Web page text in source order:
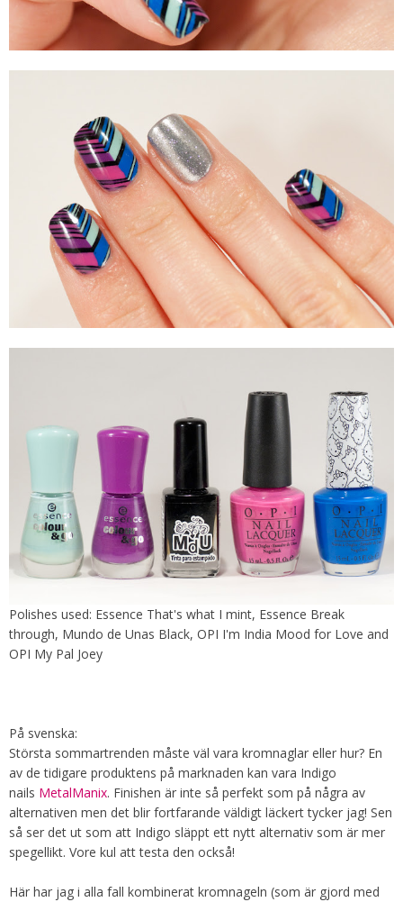
Polishes used: Essence That's what I mint, Essence Break
through, Mundo de Unas Black, OPI I'm India Mood for Love and
OPI My Pal Joey
På svenska:
Största sommartrenden måste väl vara kromnaglar eller hur? En
av de tidigare produktens på marknaden kan vara Indigo
nails MetalManix. Finishen är inte så perfekt som på några av
alternativen men det blir fortfarande väldigt läckert tycker jag! Sen
så ser det ut som att Indigo släppt ett nytt alternativ som är mer
spegellikt. Vore kul att testa den också!
Här har jag i alla fall kombinerat kromnageln (som är gjord med